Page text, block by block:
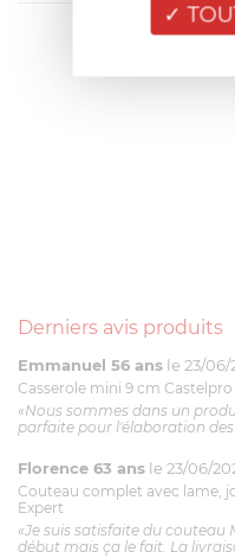
Derniers avis produits
Emmanuel 56 ans le 23/06/
Casserole mini 9 cm
«Nous sommes dans un
parfaite pour l'élaboration
Florence 63 ans le 23/06/
Couteau complet avec lame,
Expert
«Je suis satisfaite du couteau
début mais ça le fait. La